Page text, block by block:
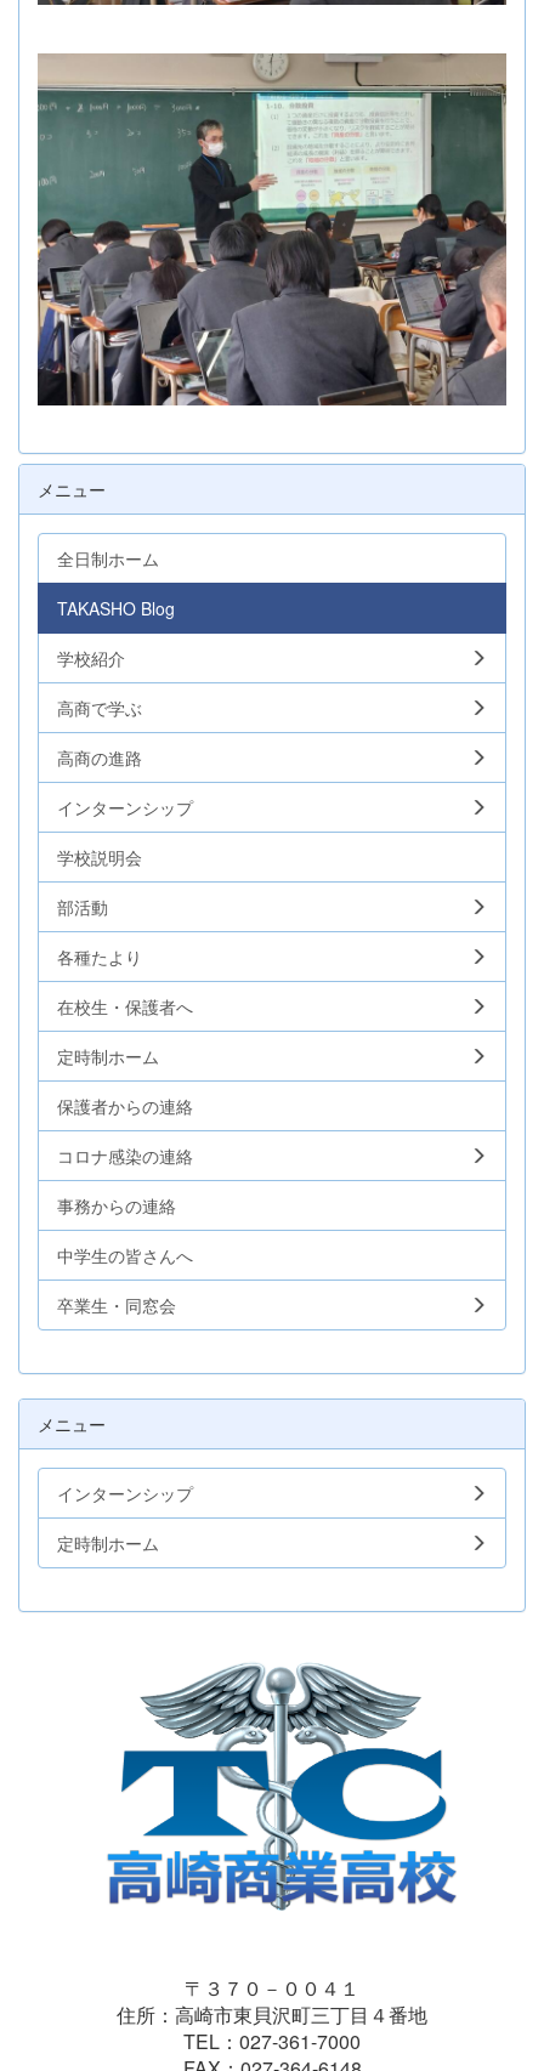
メニュー
全日制ホーム
TAKASHO Blog
学校紹介
高商で学ぶ
高商の進路
インターンシップ
学校説明会
部活動
各種たより
在校生・保護者へ
定時制ホーム
保護者からの連絡
コロナ感染の連絡
事務からの連絡
中学生の皆さんへ
卒業生・同窓会
メニュー
インターンシップ
定時制ホーム
〒３７０－００４１
住所：高崎市東貝沢町三丁目４番地
TEL：027-361-7000